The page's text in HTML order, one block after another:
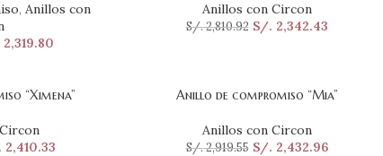
, Anillos con
2,319.80
Anillos con Circon
S/.2,810.92 S/. 2,342.43
“Ximena”
2,410.33
SELECCIONAR OPCIONES
Anillo de compromiso “Mia”
Anillos con Circon
S/.2,919.55 S/. 2,432.96